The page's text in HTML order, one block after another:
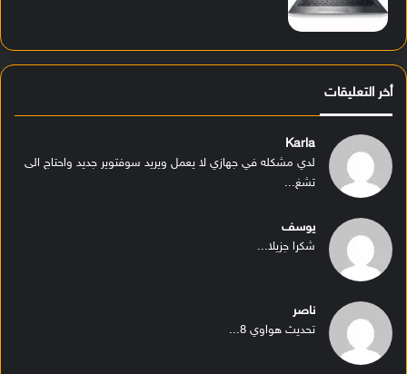
أخر التعليقات
Karla
لدي مشكله في جهازي لا يعمل ويريد سوفتوير جديد واحتاج الى
تشغ...
يوسف
شكرا جزيلا...
ناصر
تحديث هواوي 8...